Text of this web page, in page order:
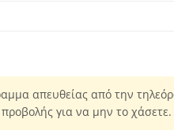
απευθείας από την
για να μην το χάσετε.